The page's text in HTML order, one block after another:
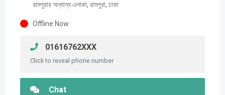
রামপুরার অন্যান্য এলাকা, রামপুরা, ঢাকা
Offline Now
01616762XXX
Click to reveal phone number
Chat